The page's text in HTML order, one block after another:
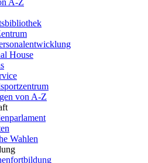
A-Z
House
von A-Z
Wahlen